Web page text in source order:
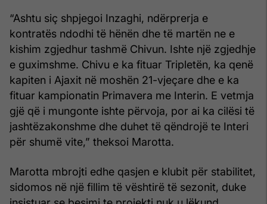
“Ashtu siç shpjegoi Inzaghi, ndërprerja e
kontratës ndodhi të hënën dhe të martën ne e
kishim zgjedhur tashmë Chivun. Ishte një zgjedhje
e guximshme. Chivu e ka fituar Tripletën, ka qenë
kapiten i Ajaxit në moshën 21-vjeçare dhe e ka
fituar kampionatin Primavera me Interin. E vetmja
gjë që i mungonte ishte përvoja, por ai ka cilësi të
jashtëzakonshme dhe duhet të qëndrojë te Interi
për shumë vite,” theksoi Marotta.
Marotta mbrojti edhe qasjen e klubit për stabilitet,
sidomos në një fillim të vështirë të sezonit, duke